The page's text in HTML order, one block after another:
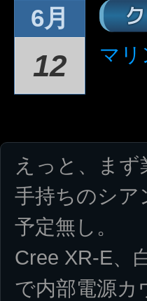
6月
12
マリ
えっと、まず
手持ちのシア
予定無し。
Cree XR-E、
で内部電源カ